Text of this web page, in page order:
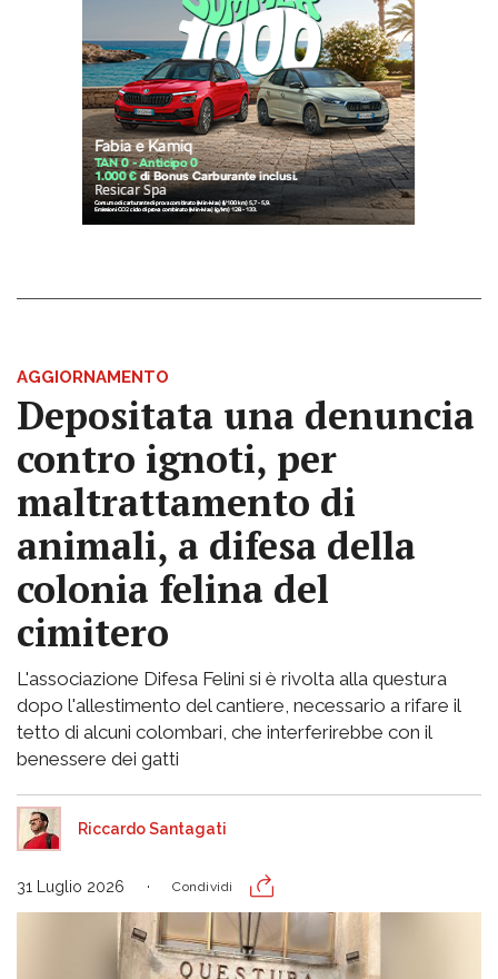
AGGIORNAMENTO
Depositata una denuncia
contro ignoti, per
maltrattamento di
animali, a difesa della
colonia felina del
cimitero
L'associazione Difesa Felini si è rivolta alla questura
dopo l'allestimento del cantiere, necessario a rifare il
tetto di alcuni colombari, che interferirebbe con il
benessere dei gatti
Riccardo Santagati
31 Luglio 2026 Condividi